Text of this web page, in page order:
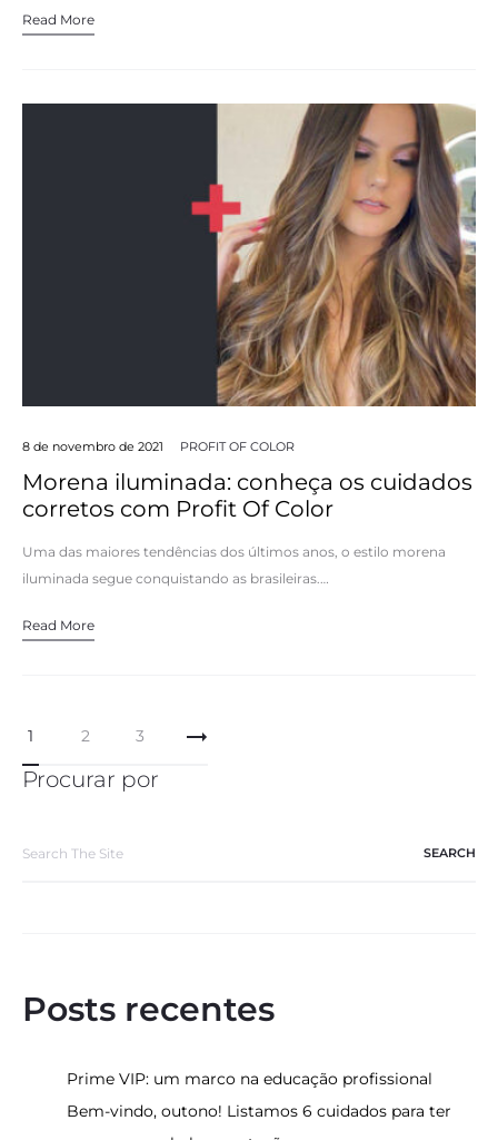
Read More
8 de novembro de 2021 PROFIT OF COLOR
Morena iluminada: conheça os cuidados
corretos com Profit Of Color
Uma das maiores tendências dos últimos anos, o estilo morena
iluminada segue conquistando as brasileiras.…
Read More
Paginação
de
1 2 3
Procurar por
Posts recentes
Prime VIP: um marco na educação profissional
Bem-vindo, outono! Listamos 6 cuidados para ter